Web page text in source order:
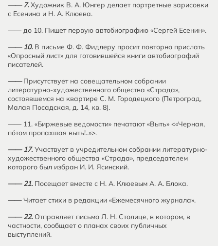
—— 7.Художник В. А. Юнгер делает портретные зарисовки
с Есенина и Н. А. Клюева.
—— до 10. Пишет первую автобиографию «Сергей Есенин».
—— 10. В письме Ф. Ф. Фидлеру просит повторно прислать
«Опросный лист» для готовившейся книги автобиографий
писателей.
——Присутствует на совещательном собрании
литературно-художественного общества «Страда»,
состоявшемся на квартире С. М. Городецкого (Петроград,
Малая Посадская, д. 14, кв. 8).
—— 11. «Биржевые ведомости» печатают «Выть» <«Черная,
по́том пропахшая выть!..»>.
—— 17.Участвует в учредительном собрании литературно-
художественного общества «Страда», председателем
которого был избран И. И. Ясинский.
—— 21.Посещает вместе с Н. А. Клюевым А. А. Блока.
——Читает стихи в редакции «Ежемесячного журнала».
—— 22.Отправляет письмо Л. Н. Столице, в котором, в
частности, сообщает о планах своих публичных
выступлений.